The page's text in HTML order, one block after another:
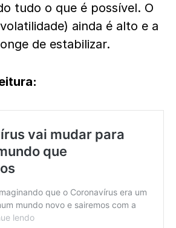
tudo o que é possível. O
ainda é alto e a
de estabilizar.